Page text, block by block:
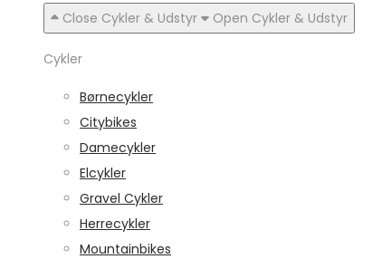
Close Cykler & Udstyr
Open Cykler & Udstyr
Cykler
Børnecykler
Citybikes
Damecykler
Elcykler
Gravel Cykler
Herrecykler
Mountainbikes